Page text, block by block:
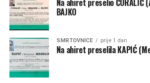
Na ahiret preselio ĆORALIĆ
BAJKO
SMRTOVNICE prije 1 dan
Na ahiret preselila KAPIĆ